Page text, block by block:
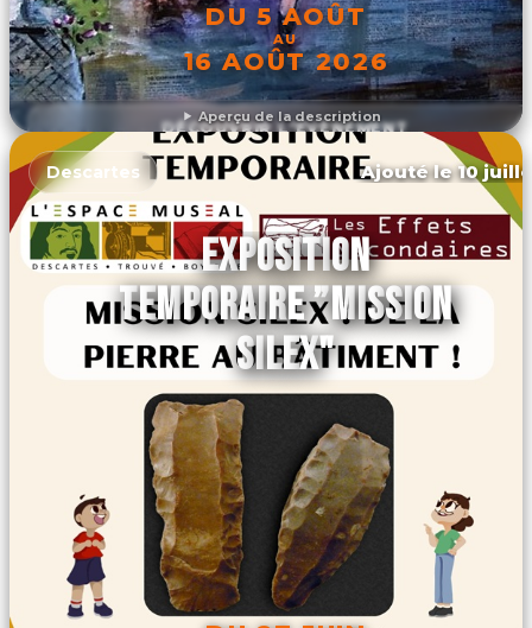
Aperçu de la description
DU 5 AOÛT
AU
16 AOÛT 2026
DÉCOUVRIR L'ÉVÉNEMENT
Descartes Ajouté le 10
EXPOSITION
TEMPORAIRE ”MISSION
SILEX"